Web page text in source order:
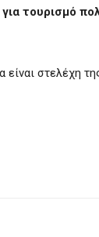
τουρισμό
στελέχη